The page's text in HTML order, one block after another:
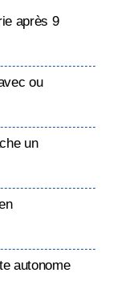
après 9
ou
un
autonome